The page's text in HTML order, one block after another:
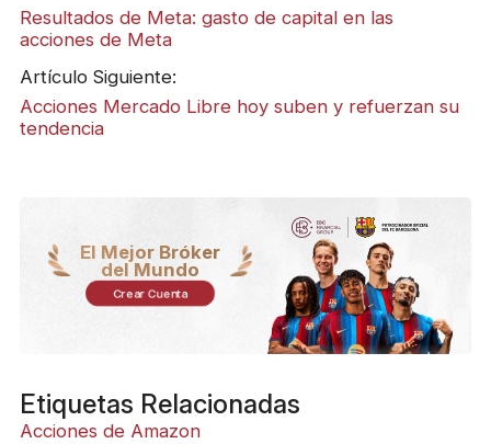
Resultados de Meta: gasto de capital en las
acciones de Meta
Artículo Siguiente:
Acciones Mercado Libre hoy suben y refuerzan su
tendencia
El Mejor Bróker
del Mundo
Crear Cuenta
Etiquetas Relacionadas
Acciones de Amazon